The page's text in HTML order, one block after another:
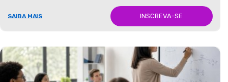
SAIBA MAIS INSCREVA-SE